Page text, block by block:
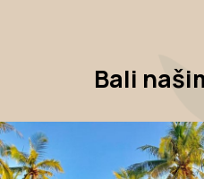
Bali